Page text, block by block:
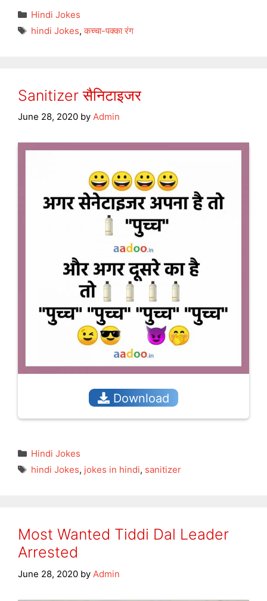
Categories
Hindi Jokes
Tags
hindi Jokes,कच्चा-पक्का रंग
Sanitizer सैनिटाइजर
June 28, 2020 by Admin
Download
Categories
Hindi Jokes
Tags
hindi Jokes, jokes in hindi, sanitizer
Most Wanted Tiddi Dal Leader
Arrested
June 28, 2020 by Admin